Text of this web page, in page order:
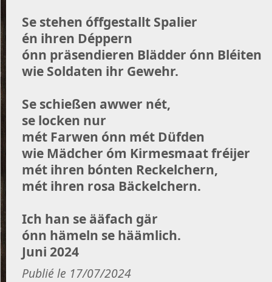
Se stehen óffgestallt Spalier
én ihren Déppern
ónn präsendieren Blädder ónn Bléiten
wie Soldaten ihr Gewehr.
Se schießen awwer nét,
se locken nur
mét Farwen ónn mét Düfden
wie Mädcher óm Kirmesmaat fréijer
mét ihren bónten Reckelchern,
mét ihren rosa Bäckelchern.
Ich han se ääfach gär
ónn hämeln se häämlich.
Juni 2024
Publié le 17/07/2024